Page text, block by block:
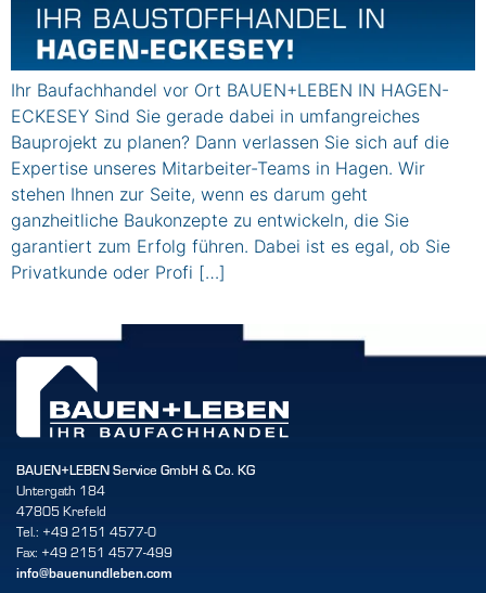
Ihr Baufachhandel vor Ort BAUEN+LEBEN IN HAGEN-
ECKESEY Sind Sie gerade dabei in umfangreiches
Bauprojekt zu planen? Dann verlassen Sie sich auf die
Expertise unseres Mitarbeiter-Teams in Hagen. Wir
stehen Ihnen zur Seite, wenn es darum geht
ganzheitliche Baukonzepte zu entwickeln, die Sie
garantiert zum Erfolg führen. Dabei ist es egal, ob Sie
Privatkunde oder Profi […]
BAUEN+LEBEN Service GmbH & Co. KG
Untergath 184
47805 Krefeld
Tel.: +49 2151 4577-0
Fax: +49 2151 4577-499
info@bauenundleben.com